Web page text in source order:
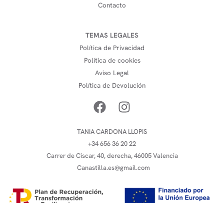
Contacto
TEMAS LEGALES
Política de Privacidad
Política de cookies
Aviso Legal
Política de Devolución
TANIA CARDONA LLOPIS
+34 656 36 20 22
Carrer de Ciscar, 40, derecha, 46005 Valencia
Canastilla.es@gmail.com